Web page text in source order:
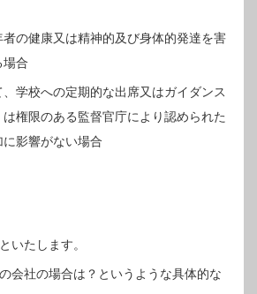
の健康又は精神的及び身体的発達を害
場合
学校への定期的な出席又はガイダンス
権限のある監督官庁により認められた
影響がない場合
いたします。
会社の場合は？というような具体的な